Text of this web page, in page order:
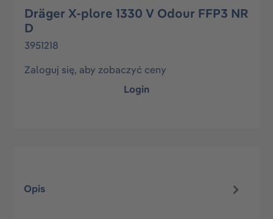
Dräger X-plore 1330 V Odour FFP3 NR
D
3951218
Zaloguj się, aby zobaczyć ceny
Login
Opis